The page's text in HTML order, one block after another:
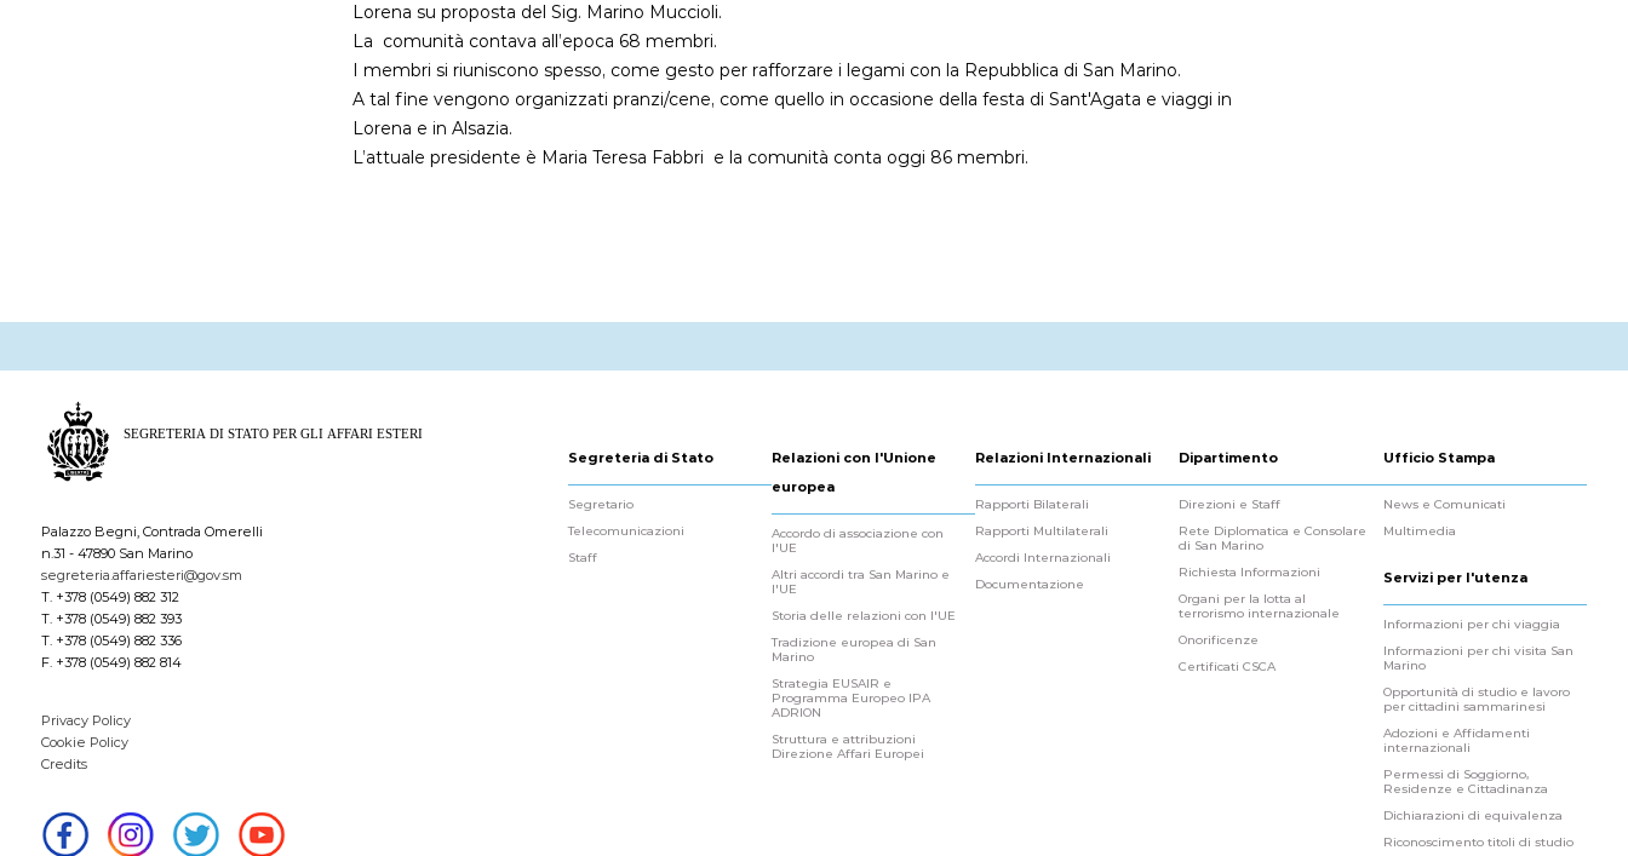
Lorena su proposta del Sig. Marino Muccioli.
La comunità contava all’epoca 68 membri.
I membri si riuniscono spesso, come gesto per rafforzare i legami con la Repubblica di San Marino.
A tal fine vengono organizzati pranzi/cene, come quello in occasione della festa di Sant'Agata e viaggi in
Lorena e in Alsazia.
L’attuale presidente è Maria Teresa Fabbri e la comunità conta oggi 86 membri.
Palazzo Begni, Contrada Omerelli
n.31 - 47890 San Marino
segreteria.affariesteri@gov.sm
T. +378 (0549) 882 312
T. +378 (0549) 882 393
T. +378 (0549) 882 336
F. +378 (0549) 882 814
Privacy Policy
Cookie Policy
Credits
Segreteria di Stato
Segretario
Telecomunicazioni
Staff
Relazioni con l'Unione
europea
Accordo di associazione con
l'UE
Altri accordi tra San Marino e
l'UE
Storia delle relazioni con l'UE
Tradizione europea di San
Marino
Strategia EUSAIR e
Programma Europeo IPA
ADRION
Struttura e attribuzioni
Direzione Affari Europei
Relazioni Internazionali
Rapporti Bilaterali
Rapporti Multilaterali
Accordi Internazionali
Documentazione
Dipartimento
Direzioni e Staff
Rete Diplomatica e Consolare
di San Marino
Richiesta Informazioni
Organi per la lotta al
terrorismo internazionale
Onorificenze
Certificati CSCA
Ufficio Stampa
News e Comunicati
Multimedia
Servizi per l'utenza
Informazioni per chi viaggia
Informazioni per chi visita San
Marino
Opportunità di studio e lavoro
per cittadini sammarinesi
Adozioni e Affidamenti
internazionali
Permessi di Soggiorno,
Residenze e Cittadinanza
Dichiarazioni di equivalenza
Riconoscimento titoli di studio